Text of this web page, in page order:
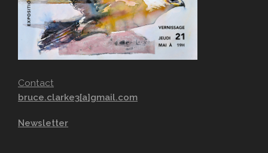
Contact
bruce.clarke3[a]gmail.com
Newsletter